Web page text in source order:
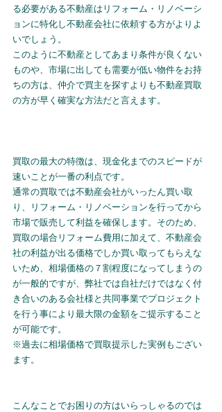
る必要がある不動産はリフォーム・リノベーシ
ョンに特化し不動産会社に依頼する方がよりよ
いでしょう。
このように不動産としてあまり条件が良くない
ものや、市場に出しても需要が低い物件をお持
ちの方は、仲介で買主を探すよりも不動産買取
の方が早く確実な方法だと言えます。
買取の最大の特徴は、現金化までのスピードが
速いことが一番の利点です。
通常の買取では不動産会社がいったん買い取
り、リフォーム・リノベーションを行ってから
市場で販売して利益を確保します。そのため、
買取の場合リフォーム費用に加えて、不動産会
社の利益が出る価格でしか買い取ってもらえな
いため、相場価格の７割程度になってしまうの
が一般的ですが、弊社では自社だけではなく付
き合いのある会社様と共同事業でプロジェクト
を行う事により最大限の金額をご提示すること
が可能です。
※過去に相場価格で買取提示した実例もござい
ます。
こんなことでお困りの方はいらっしゃるのでは